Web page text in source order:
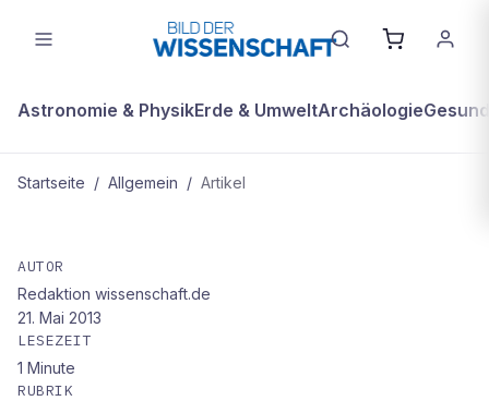
Astronomie & PhysikErde & UmweltArchäologie
Startseite / Allgemein / Artikel
ENGE VERWANDTE
AUTOR
Redaktion wissenschaft.de
21. Mai 2013
LESEZEIT
1 Minute
RUBRIK